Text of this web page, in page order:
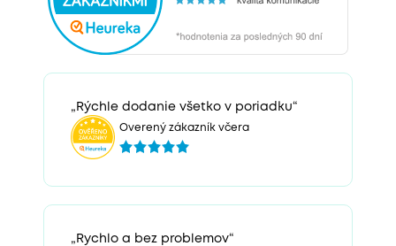
„Rýchle dodanie všetko v poriadku“
Overený zákazník včera
„Rychlo a bez problemov“